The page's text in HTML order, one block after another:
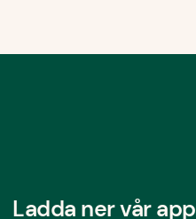
Ladda ner vår app